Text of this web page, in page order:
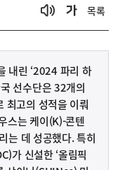
목록
내린 ‘2024 파리 하
선수단은 32개의
최고의 성적을 이뤄
스는 케이(K)-콘텐
는 데 성공했다. 특히
가 신설한 ‘올림픽